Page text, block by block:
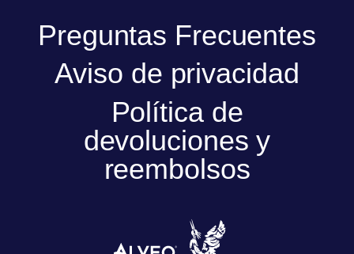
Preguntas Frecuentes
Aviso de privacidad
Política de
devoluciones y
reembolsos